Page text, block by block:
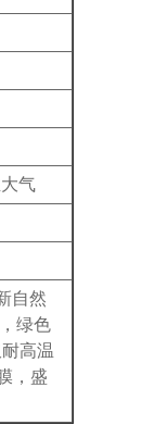
气
自然
绿色
高温
，盛